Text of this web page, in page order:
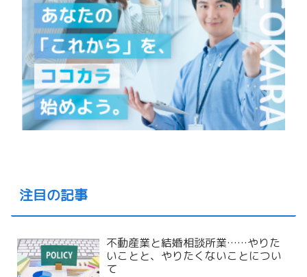
注目の記事
不動産業と結婚相談所業……やりた
いことと、やりたくないことについ
て